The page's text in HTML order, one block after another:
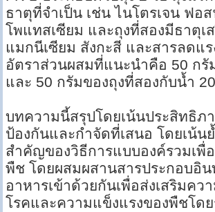
ธาตุที่จำเป็น เช่น ไนโตรเจน ฟอ
โพแทสเซียม และถุงที่สองมีธาตุเ
แมกนีเซียม สังกะสี และสารลดแร
อัตราส่วนผสมที่แนะนำคือ 50 กรั
และ 50 กรัมของถุงที่สองกับน้ำ
บทความนี้สรุปโดยเน้นประสิทธิภ
ป้องกันและกำจัดที่เสนอ โดยเน้น
สำคัญของวิธีการแบบองค์รวมเพื่
พืช โดยผสมผสานสารประกอบอิน
อาหารเข้าด้วยกันเพื่อส่งเสริมคว
โรคและความแข็งแรงของพืชโด